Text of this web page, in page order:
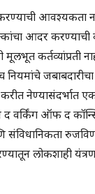
आवश्यकता
आदर
कर्तव्यांप्रती
करीत नेण्यासंदर्भात
ऑफ द
संविधानिकता
लोकशाही